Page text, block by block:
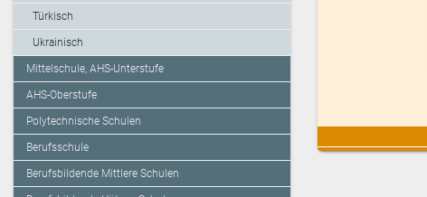
Türkisch
Ukrainisch
Mittelschule, AHS-Unterstufe
AHS-Oberstufe
Polytechnische Schulen
Berufsschule
Berufsbildende Mittlere Schulen